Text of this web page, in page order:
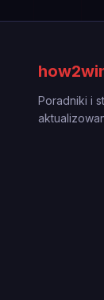
Poradniki i